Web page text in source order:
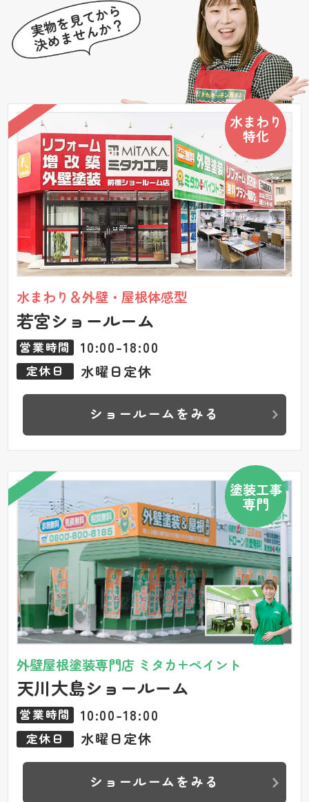
水まわり＆外壁・屋根体感型
若宮ショールーム
水まわり
特化
営業時間 10:00-18:00
定休日 水曜日定休
ショールームをみる
外壁屋根塗装専門店 ミタカ+ペイント
天川大島ショールーム
塗装工事
専門
営業時間 10:00-18:00
定休日 水曜日定休
ショールームをみる